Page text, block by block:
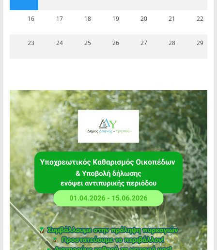
16 17 18 19 20 21 22
23 24 25 26 27 28 29